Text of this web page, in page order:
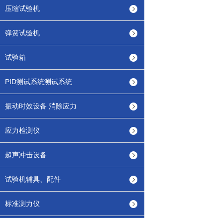
压缩试验机
弹簧试验机
试验箱
PID测试系统测试系统
振动时效设备 消除应力
应力检测仪
超声冲击设备
试验机辅具、配件
标准测力仪